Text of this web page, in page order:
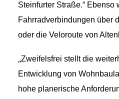
Ratsmitglieder 2025 – 2030
Fraktionsgeschäftsstelle
Steinfurter Straße.“ Ebenso
Fahrradverbindungen über
oder die Veloroute von
„Zweifelsfrei stellt die weiter
Entwicklung von
hohe planerische